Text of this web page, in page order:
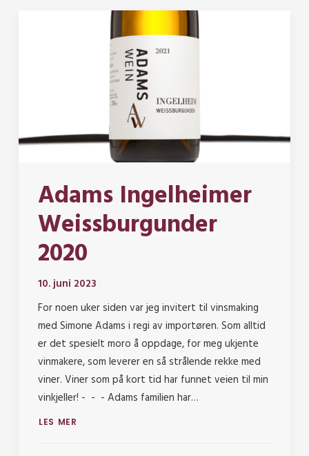
Adams Ingelheimer
Weissburgunder
2020
10. juni 2023
For noen uker siden var jeg invitert til vinsmaking
med Simone Adams i regi av importøren. Som alltid
er det spesielt moro å oppdage, for meg ukjente
vinmakere, som leverer en så strålende rekke med
viner. Viner som på kort tid har funnet veien til min
vinkjeller! - - - Adams familien har…
LES MER